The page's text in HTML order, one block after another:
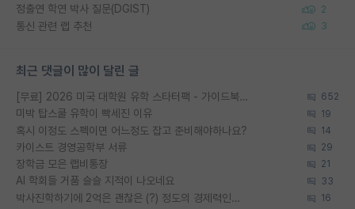
정출연 학연 박사 질문(DGIST) 2
통신 관련 랩 추천 3
최근 댓글이 많이 달린 글
[무료] 2026 미국 대학원 유학 스타터팩 - 가이드북 & 합격자 컨택메일 템플릿 652
미박 탑스쿨 유학이 빡세진 이유 19
혹시 이정도 스펙이면 어느정도 잡고 준비해야하나요? 14
카이스트 경영공학부 서류 29
장학금 모은 랩비통장 21
AI 학회들 거품 슬슬 지적이 나오네요 33
박사진학하기에 2억은 괜찮은 (?) 정도의 경제력인가요 16